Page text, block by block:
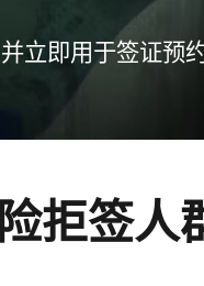
立即用于签证预约
拒签人